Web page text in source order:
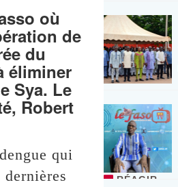
où
de
du
éliminer
Sya. Le
Robert
qui
RÉAGIR